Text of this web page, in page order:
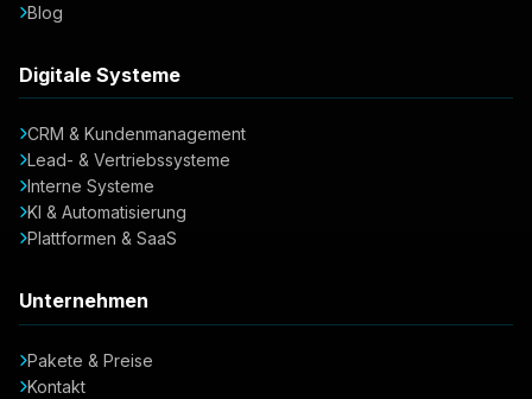
Blog
Digitale Systeme
CRM & Kundenmanagement
Lead- & Vertriebssysteme
Interne Systeme
KI & Automatisierung
Plattformen & SaaS
Unternehmen
Pakete & Preise
Kontakt